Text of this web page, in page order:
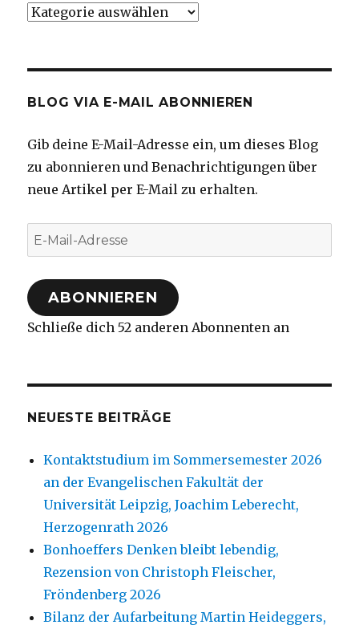
Kategorien
BLOG VIA E-MAIL ABONNIEREN
Gib deine E-Mail-Adresse ein, um dieses Blog
zu abonnieren und Benachrichtigungen über
neue Artikel per E-Mail zu erhalten.
E-
Mail-
Adresse
ABONNIEREN
Schließe dich 52 anderen Abonnenten an
NEUESTE BEITRÄGE
Kontaktstudium im Sommersemester 2026
an der Evangelischen Fakultät der
Universität Leipzig, Joachim Leberecht,
Herzogenrath 2026
Bonhoeffers Denken bleibt lebendig,
Rezension von Christoph Fleischer,
Fröndenberg 2026
Bilanz der Aufarbeitung Martin Heideggers,